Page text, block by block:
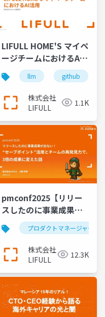
ト 組織
LIFULL HOME'S マイペ
ージチームにおけるAI
活用
llm github
株式会社
LIFULL
1.1K
ウェアテスト lifull
pmconf2025【リリー
スしたのに事業成果が
出ない！】──“セーブ
ポイント”活用とチーム
の再発見力で、３倍の
成果に変えた話
プロダクトマネージャー
株式会社
LIFULL
12.3K